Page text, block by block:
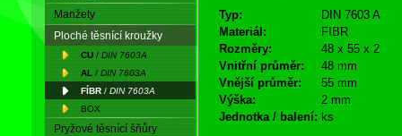
Manžety
Ploché těsnící kroužky
CU / DIN 7603A
AL / DIN 7603A
FÍBR / DIN 7603A
BOX
Pryžové těsnící šňůry
Typ:
DIN 7603 A
Materiál:
FIBR
Rozměry:
48 x 55 x 2
Vnitřní průměr:
48 mm
Vnější průměr:
55 mm
Výška:
2 mm
Jednotka / balení: ks